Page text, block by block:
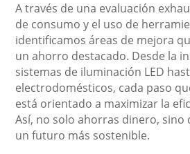
A través de una evaluación
de consumo y el uso de
identificamos áreas de mejora
un ahorro destacado. Desde la
sistemas de iluminación LED
electrodomésticos, cada paso
está orientado a maximizar la
Así, no solo ahorras dinero, sino
un futuro más sostenible.